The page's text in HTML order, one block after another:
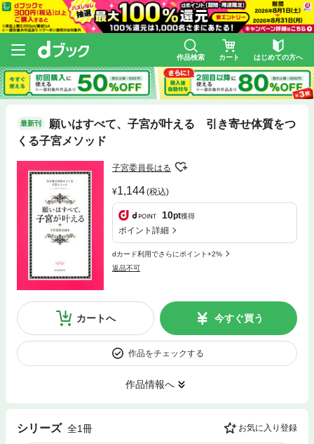
作品検索 カート はじめての方へ
最新刊
願いはすべて、子宮が叶える 引き寄せ体質をつ
くる子宮メソッド
子宮委員長はる
1,144(税込)
10pt獲得
ポイント詳細
dカード利用でさらにポイント+2%
返品不可
カートへ 今すぐ買う
作品をチェックする
作品情報へ
シリーズ 全1冊 お気に入り登録